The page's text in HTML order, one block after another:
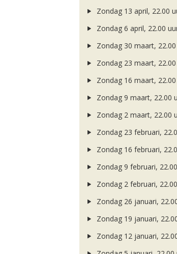
Zondag 13 april, 22.00
Zondag 6 april, 22.00
Zondag 30 maart,
Zondag 23 maart,
Zondag 16 maart,
Zondag 9 maart, 22.00
Zondag 2 maart, 22.00
Zondag 23 februari,
Zondag 16 februari,
Zondag 9 februari,
Zondag 2 februari,
Zondag 26 januari,
Zondag 19 januari,
Zondag 12 januari,